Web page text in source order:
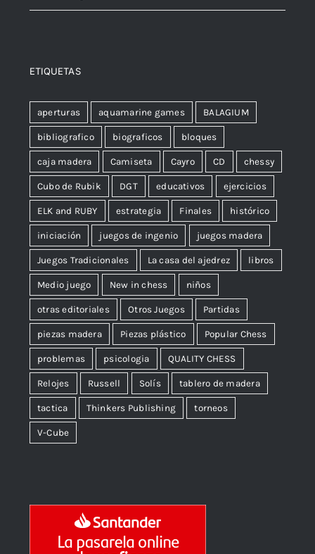
ETIQUETAS
aperturas aquamarine games BALAGIUM
bibliografico biograficos bloques
caja madera Camiseta Cayro CD chessy
Cubo de Rubik DGT educativos ejercicios
ELK and RUBY estrategia Finales histórico
iniciación juegos de ingenio juegos madera
Juegos Tradicionales La casa del ajedrez libros
Medio juego New in chess niños
otras editoriales Otros Juegos Partidas
piezas madera Piezas plástico Popular Chess
problemas psicologia QUALITY CHESS
Relojes Russell Solís tablero de madera
tactica Thinkers Publishing torneos
V-Cube